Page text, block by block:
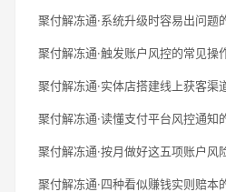
聚付解冻通·系统升级时容易出问题
聚付解冻通·触发账户风控的常见操
聚付解冻通·实体店搭建线上获客渠
聚付解冻通·读懂支付平台风控通知
聚付解冻通·按月做好这五项账户风
聚付解冻通·四种看似赚钱实则赔本